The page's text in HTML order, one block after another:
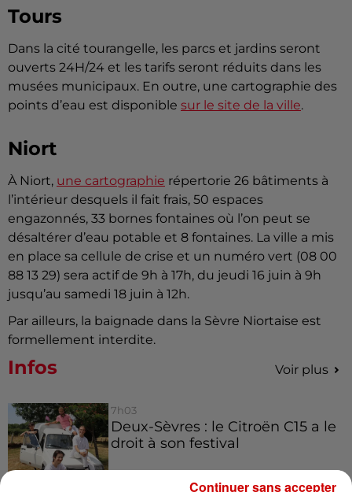
Tours
Dans la cité tourangelle, les parcs et jardins seront
ouverts 24H/24 et les tarifs seront réduits dans les
musées municipaux. En outre, une cartographie des
points d’eau est disponible sur le site de la ville.
Niort
À Niort, une cartographie répertorie 26 bâtiments à
l’intérieur desquels il fait frais, 50 espaces
engazonnés, 33 bornes fontaines où l’on peut se
désaltérer d’eau potable et 8 fontaines. La ville a mis
en place sa cellule de crise et un numéro vert (08 00
88 13 29) sera actif de 9h à 17h, du jeudi 16 juin à 9h
jusqu’au samedi 18 juin à 12h.
Par ailleurs, la baignade dans la Sèvre Niortaise est
formellement interdite.
Infos Voir plus
7h03
Deux-Sèvres : le Citroën C15 a le
droit à son festival
Continuer sans accepter